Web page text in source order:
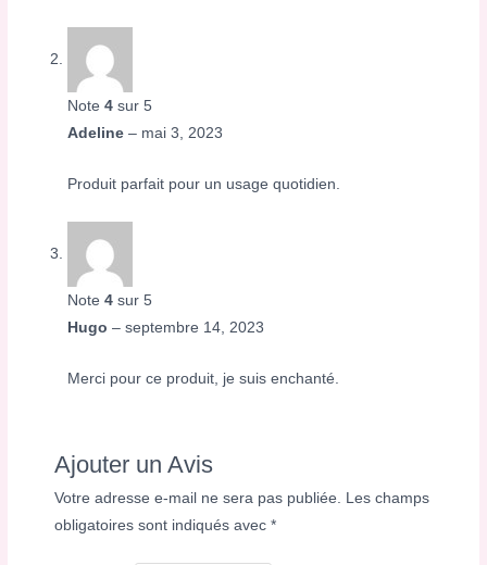
Note4 sur 5
Adeline– mai 3, 2023
Produit parfait pour un usage quotidien.
Note4 sur 5
Hugo– septembre 14, 2023
Merci pour ce produit, je suis enchanté.
Ajouter un Avis
Votre adresse e-mail ne sera pas publiée. Les champs
obligatoires sont indiqués avec*